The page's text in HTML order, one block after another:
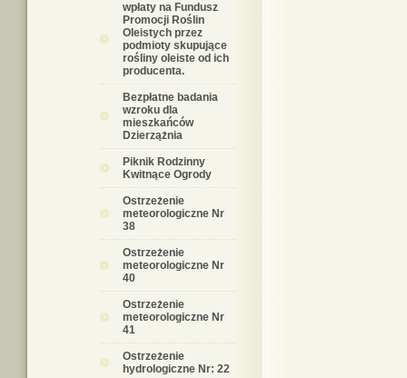
wpłaty na Fundusz
Promocji Roślin
Oleistych przez
podmioty skupujące
rośliny oleiste od ich
producenta.
Bezpłatne badania
wzroku dla
mieszkańców
Dzierzążnia
Piknik Rodzinny
Kwitnące Ogrody
Ostrzeżenie
meteorologiczne Nr
38
Ostrzeżenie
meteorologiczne Nr
40
Ostrzeżenie
meteorologiczne Nr
41
Ostrzeżenie
hydrologiczne Nr: 22